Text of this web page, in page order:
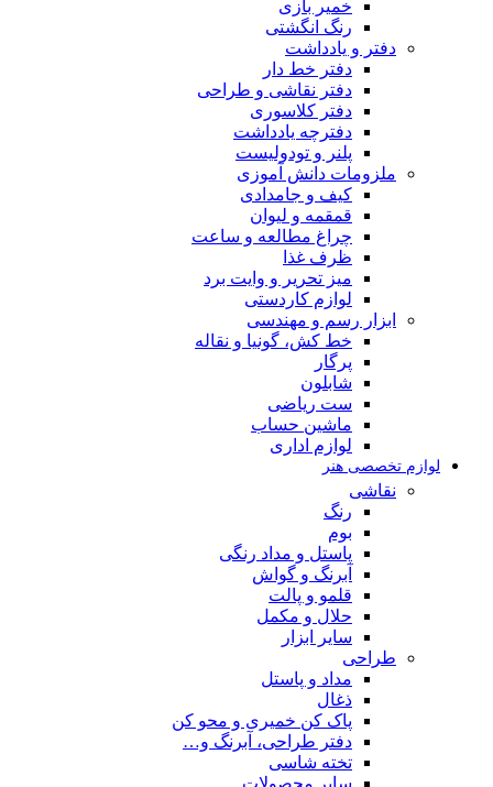
خمیر بازی
رنگ انگشتی
دفتر و یادداشت
دفتر خط دار
دفتر نقاشی و طراحی
دفتر کلاسوری
دفترچه یادداشت
پلنر و تودولیست
ملزومات دانش آموزی
کیف و جامدادی
قمقمه و لیوان
چراغ مطالعه و ساعت
ظرف غذا
میز تحریر و وایت برد
لوازم کاردستی
ابزار رسم و مهندسی
خط کش، گونیا و نقاله
پرگار
شابلون
ست ریاضی
ماشین حساب
لوازم اداری
لوازم تخصصی هنر
نقاشی
رنگ
بوم
پاستل و مداد رنگی
آبرنگ و گواش
قلمو و پالت
حلال و مکمل
سایر ابزار
طراحی
مداد و پاستل
ذغال
پاک کن خمیری و محو کن
دفتر طراحی، آبرنگ و…
تخته شاسی
سایر محصولات